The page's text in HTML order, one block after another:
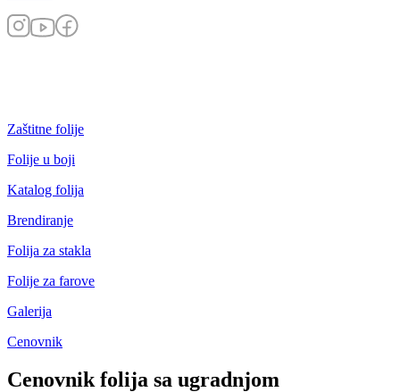
Zaštitne folije
Folije u boji
Katalog folija
Brendiranje
Folija za stakla
Folije za farove
Galerija
Cenovnik
Cenovnik folija sa ugradnjom